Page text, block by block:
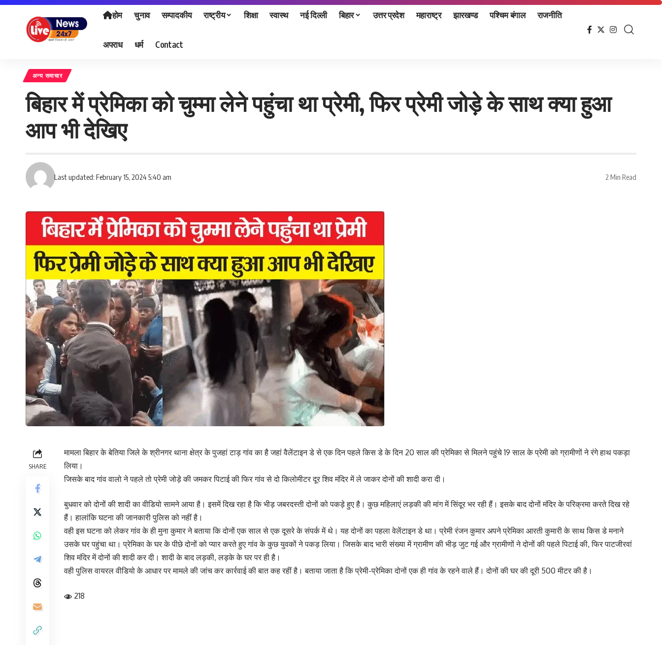
होम चुनाव सम्पादकीय राष्ट्रीय शिक्षा स्वास्थ नई दिल्ली बिहार उत्तर प्रदेश महाराष्ट्र झारखण्ड पश्चिम बंगाल राजनीति
अपराध धर्म Contact
अन्य समाचार
बिहार में प्रेमिका को चुम्मा लेने पहुंचा था प्रेमी, फिर प्रेमी जोड़े के साथ क्या हुआ
आप भी देखिए
Last updated: February 15, 2024 5:40 am 2 Min Read
SHARE
मामला बिहार के बेतिया जिले के श्रीनगर थाना क्षेत्र के पुजहां टाड़ गांव का है जहां वैलेंटाइन डे से एक दिन पहले किस डे के दिन 20 साल की प्रेमिका से मिलने पहुंचे 19 साल के प्रेमी को ग्रामीणों ने रंगे हाथ पकड़ा
लिया।
जिसके बाद गांव वालो ने पहले तो प्रेमी जोड़े की जमकर पिटाई की फिर गांव से दो किलोमीटर दूर शिव मंदिर में ले जाकर दोनों की शादी करा दी।
बुधवार को दोनों की शादी का वीडियो सामने आया है। इसमें दिख रहा है कि भीड़ जबरदस्ती दोनों को पकड़े हुए है। कुछ महिलाएं लड़की की मांग में सिंदूर भर रही हैं। इसके बाद दोनों मंदिर के परिक्रमा करते दिख रहे
हैं। हालांकि घटना की जानकारी पुलिस को नहीं है।
वही इस घटना को लेकर गांव के ही मुना कुमार ने बताया कि दोनों एक साल से एक दूसरे के संपर्क में थे। यह दोनों का पहला वेलेंटाइन डे था। प्रेमी रंजन कुमार अपने प्रेमिका आरती कुमारी के साथ किस डे मनाने
उसके घर पहुंचा था। प्रेमिका के घर के पीछे दोनों को प्यार करते हुए गांव के कुछ युवकों ने पकड़ लिया। जिसके बाद भारी संख्या में ग्रामीण की भीड़ जुट गई और ग्रामीणों ने दोनों की पहले पिटाई की, फिर पाटजीरवां
शिव मंदिर में दोनों की शादी कर दी। शादी के बाद लड़की, लड़के के घर पर ही है।
वही पुलिस वायरल वीडियो के आधार पर मामले की जांच कर कार्रवाई की बात कह रहीं है। बताया जाता है कि प्रेमी-प्रेमिका दोनों एक ही गांव के रहने वाले हैं। दोनों की घर की दूरी 500 मीटर की है।
218